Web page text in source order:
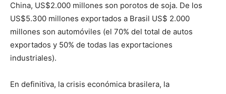
China, US$2.000 millones son porotos de soja. De los
US$5.300 millones exportados a Brasil US$ 2.000
millones son automóviles (el 70% del total de autos
exportados y 50% de todas las exportaciones
industriales).
En definitiva, la crisis económica brasilera, la